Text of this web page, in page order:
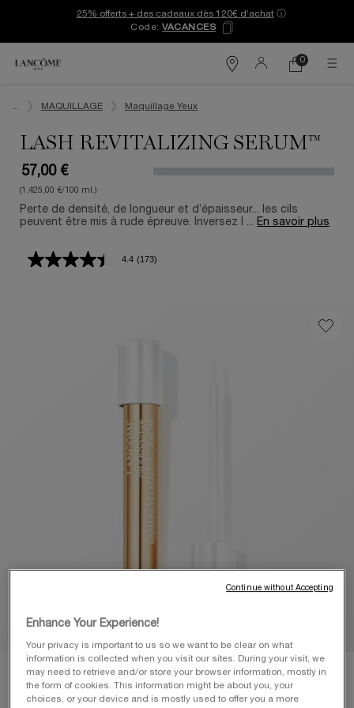
25% offerts + des cadeaux dès 120€ d’achat ⓘ
Code:VACANCES
Trouver
Mon
0
0 produit
MAQUILLAGE Maquillage Yeux
LASH REVITALIZING SERUM™
57,00 €
(1.425,00 €/100 ml.)
Perte de densité, de longueur et d’épaisseur... les cils
peuvent être mis à rude épreuve. Inversez l ... En savoir plus
4.4
Lire
(173)
Enhance Your Experience!
Your privacy is important to us so we want to be clear on what
information is collected when you visit our sites. During your visit, we
may need to retrieve and/or store your browser information, mostly in
the form of cookies. This information might be about you, your
choices, or your device and is mostly used to offer you a more
Continue without Accepting